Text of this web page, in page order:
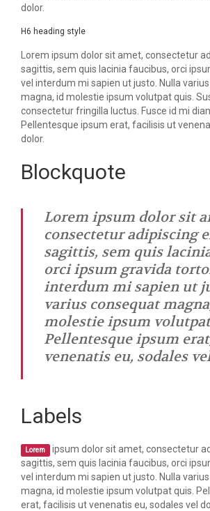
dolor.
H6 heading style
Lorem ipsum dolor sit amet, consectetur
sagittis, sem quis lacinia faucibus, orci
vel interdum mi sapien ut justo. Nulla
magna, id molestie ipsum volutpat quis.
consectetur fringilla luctus. Fusce id mi
Pellentesque ipsum erat, facilisis ut
dolor.
Blockquote
Lorem ipsum dolor sit
consectetur adipiscing
sagittis, sem quis
orci ipsum gravida
interdum mi sapien ut
varius consequat
molestie ipsum
Pellentesque ipsum
venenatis eu, sodales
Labels
Lorem ipsum dolor sit amet, consectetur
sagittis, sem quis lacinia faucibus, orci
vel interdum mi sapien ut justo. Nulla
magna, id molestie ipsum volutpat quis.
erat, facilisis ut venenatis eu, sodales vel